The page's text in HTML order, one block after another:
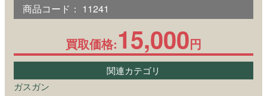
商品コード： 11241
買取価格:15,000円
関連カテゴリ
ガスガン